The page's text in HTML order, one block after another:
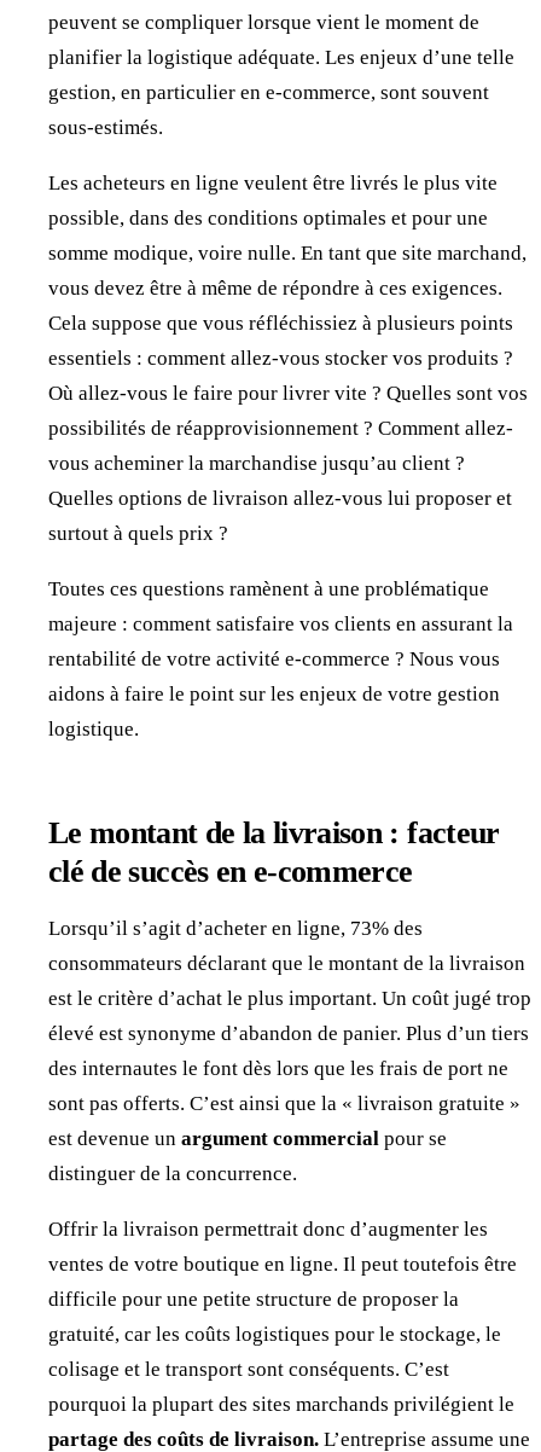
peuvent se compliquer lorsque vient le moment de
planifier la logistique adéquate. Les enjeux d’une telle
gestion, en particulier en e-commerce, sont souvent
sous-estimés.
Les acheteurs en ligne veulent être livrés le plus vite
possible, dans des conditions optimales et pour une
somme modique, voire nulle. En tant que site marchand,
vous devez être à même de répondre à ces exigences.
Cela suppose que vous réfléchissiez à plusieurs points
essentiels : comment allez-vous stocker vos produits ?
Où allez-vous le faire pour livrer vite ? Quelles sont vos
possibilités de réapprovisionnement ? Comment allez-
vous acheminer la marchandise jusqu’au client ?
Quelles options de livraison allez-vous lui proposer et
surtout à quels prix ?
Toutes ces questions ramènent à une problématique
majeure : comment satisfaire vos clients en assurant la
rentabilité de votre activité e-commerce ? Nous vous
aidons à faire le point sur les enjeux de votre gestion
logistique.
Le montant de la livraison : facteur
clé de succès en e-commerce
Lorsqu’il s’agit d’acheter en ligne, 73% des
consommateurs déclarant que le montant de la livraison
est le critère d’achat le plus important. Un coût jugé trop
élevé est synonyme d’abandon de panier. Plus d’un tiers
des internautes le font dès lors que les frais de port ne
sont pas offerts. C’est ainsi que la « livraison gratuite »
est devenue un argument commercial pour se
distinguer de la concurrence.
Offrir la livraison permettrait donc d’augmenter les
ventes de votre boutique en ligne. Il peut toutefois être
difficile pour une petite structure de proposer la
gratuité, car les coûts logistiques pour le stockage, le
colisage et le transport sont conséquents. C’est
pourquoi la plupart des sites marchands privilégient le
partage des coûts de livraison. L’entreprise assume une